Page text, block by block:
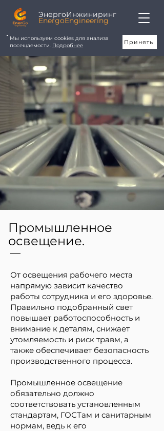
ЭнергоИнжиниринг
EnergoEngineering
Мы используем cookies для анализа
посещаемости. Подробнее Принять
Промышленное
освещение.
От освещения рабочего места
напрямую зависит качество
работы сотрудника и его здоровье.
Правильно подобранный свет
повышает работоспособность и
внимание к деталям, снижает
утомляемость и риск травм, а
также обеспечивает безопасность
производственного процесса.
Промышленное освещение
обязательно должно
соответствовать установленным
стандартам, ГОСТам и санитарным
нормам, ведь к его